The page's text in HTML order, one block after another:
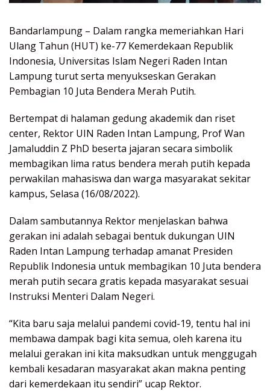
Bandarlampung – Dalam rangka memeriahkan Hari
Ulang Tahun (HUT) ke-77 Kemerdekaan Republik
Indonesia, Universitas Islam Negeri Raden Intan
Lampung turut serta menyukseskan Gerakan
Pembagian 10 Juta Bendera Merah Putih.
Bertempat di halaman gedung akademik dan riset
center, Rektor UIN Raden Intan Lampung, Prof Wan
Jamaluddin Z PhD beserta jajaran secara simbolik
membagikan lima ratus bendera merah putih kepada
perwakilan mahasiswa dan warga masyarakat sekitar
kampus, Selasa (16/08/2022).
Dalam sambutannya Rektor menjelaskan bahwa
gerakan ini adalah sebagai bentuk dukungan UIN
Raden Intan Lampung terhadap amanat Presiden
Republik Indonesia untuk membagikan 10 Juta bendera
merah putih secara gratis kepada masyarakat sesuai
Instruksi Menteri Dalam Negeri.
“Kita baru saja melalui pandemi covid-19, tentu hal ini
membawa dampak bagi kita semua, oleh karena itu
melalui gerakan ini kita maksudkan untuk menggugah
kembali kesadaran masyarakat akan makna penting
dari kemerdekaan itu sendiri” ucap Rektor.